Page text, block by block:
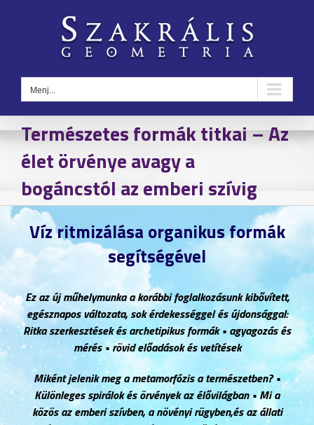
Menj...
Természetes formák titkai – Az
élet örvénye avagy a
bogáncstól az emberi szívig
Víz ritmizálása organikus formák
segítségével
Ez az új műhelymunka a korábbi foglalkozásunk kibővített,
egésznapos változata, sok érdekességgel és újdonsággal:
Ritka szerkesztések és archetipikus formák • agyagozás és
mérés • rövid előadások és vetítések
Miként jelenik meg a metamorfózis a természetben? •
Különleges spirálok és örvények az élővilágban • Mi a
közös az emberi szívben, a növényi rügyben,és az állati